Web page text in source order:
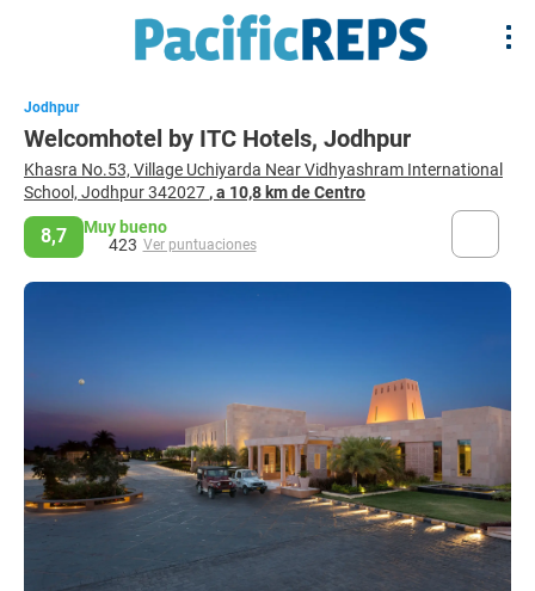
Jodhpur
Welcomhotel by ITC Hotels, Jodhpur
Khasra No.53, Village Uchiyarda Near Vidhyashram International
School, Jodhpur 342027 , a 10,8 km de Centro
8,7
Muy bueno
423 Ver puntuaciones